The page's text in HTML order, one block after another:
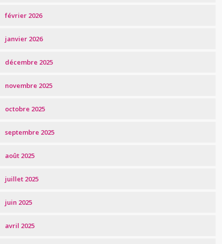
février 2026
janvier 2026
décembre 2025
novembre 2025
octobre 2025
septembre 2025
août 2025
juillet 2025
juin 2025
avril 2025